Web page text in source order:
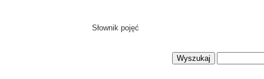
Słownik pojęć